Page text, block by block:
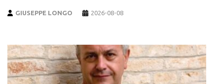
GIUSEPPE LONGO 2026-08-08